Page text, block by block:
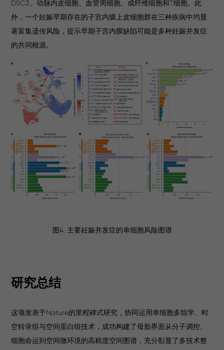
DSC3、动脉内皮细胞、血管周细胞、成纤维细胞和T细胞。此
外，一个妊娠早期存在的子宫内膜上皮细胞群在三种疾病中均显
著富集遗传风险，提示早期子宫内膜缺陷可能是多种妊娠并发症
的共同根源。
图4. 主要妊娠并发症的单细胞风险图谱
研究总结
这项发表于Nature的里程碑式研究，协同运用单细胞多组学、时
空转录组与空间蛋白组技术，成功构建了母胎界面从分子调控、
细胞命运到空间微环境的高精度空间图谱，充分彰显了多技术整